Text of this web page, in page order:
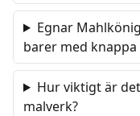
Egnar
barer med
Hur viktigt är
malverk?